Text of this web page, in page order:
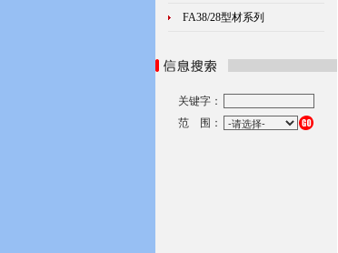
FA38/28型材系列
关键字：
范 围：